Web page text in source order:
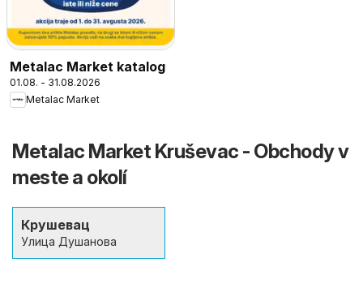
Metalac Market katalog
01.08. - 31.08.2026
Metalac Market
Metalac Market Kruševac - Obchody v
meste a okolí
Крушевац
Улица Душанова